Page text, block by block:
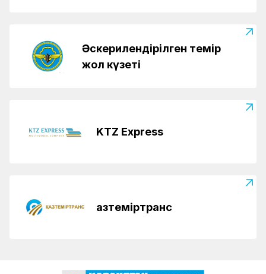
Әскерилендірілген темір
жол күзеті
KTZ Express
Қазтеміртранс